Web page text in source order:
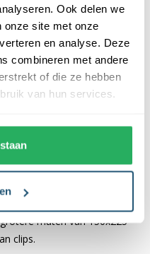
Ook delen we
onze site met onze
en analyse. Deze
combineren met andere
of die ze hebben
van hun services.
hoge kwaliteit. Ze zijn
een dubbele stiknaad, wat
stevigheid. Wij bieden de
namelijk 40x60
cm en 200x300 cm.
kiest, worden de vlaggen
De
maten van 150x225
clips.